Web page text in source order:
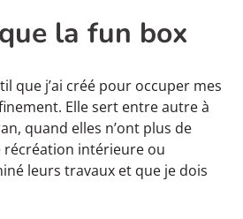
la fun box
que j’ai créé pour occuper mes
Elle sert entre autre à
quand elles n’ont plus de
récréation intérieure ou
leurs travaux et que je dois